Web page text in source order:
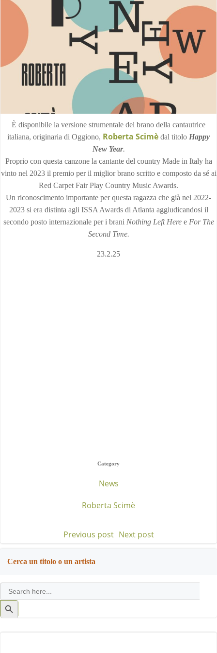
È disponibile la versione strumentale del brano della cantautrice
italiana, originaria di Oggiono, Roberta Scimè dal titolo Happy
New Year.
Proprio con questa canzone la cantante del country Made in Italy ha
vinto nel 2023 il premio per il miglior brano scritto e composto da sé ai
Red Carpet Fair Play Country Music Awards.
Un riconoscimento importante per questa ragazza che già nel 2022-
2023 si era distinta agli ISSA Awards di Atlanta aggiudicandosi il
secondo posto internazionale per i brani Nothing Left Here eFor The
Second Time.
23.2.25
Category
News
Roberta Scimè
Post
navigation
Previous post Post
Next post
Cerca un titolo o un artista
Search
for:
Search
Button